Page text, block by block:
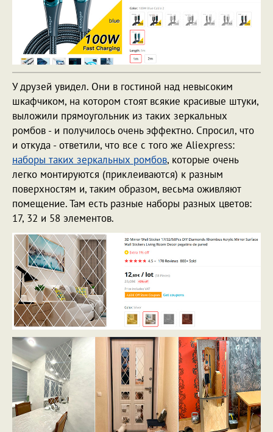
У друзей увидел. Они в гостиной над невысоким
шкафчиком, на котором стоят всякие красивые штуки,
выложили прямоугольник из таких зеркальных
ромбов - и получилось очень эффектно. Спросил, что
и откуда - ответили, что все с того же Aliexpress:
наборы таких зеркальных ромбов, которые очень
легко монтируются (приклеиваются) к разным
поверхностям и, таким образом, весьма оживляют
помещение. Там есть разные наборы разных цветов:
17, 32 и 58 элементов.